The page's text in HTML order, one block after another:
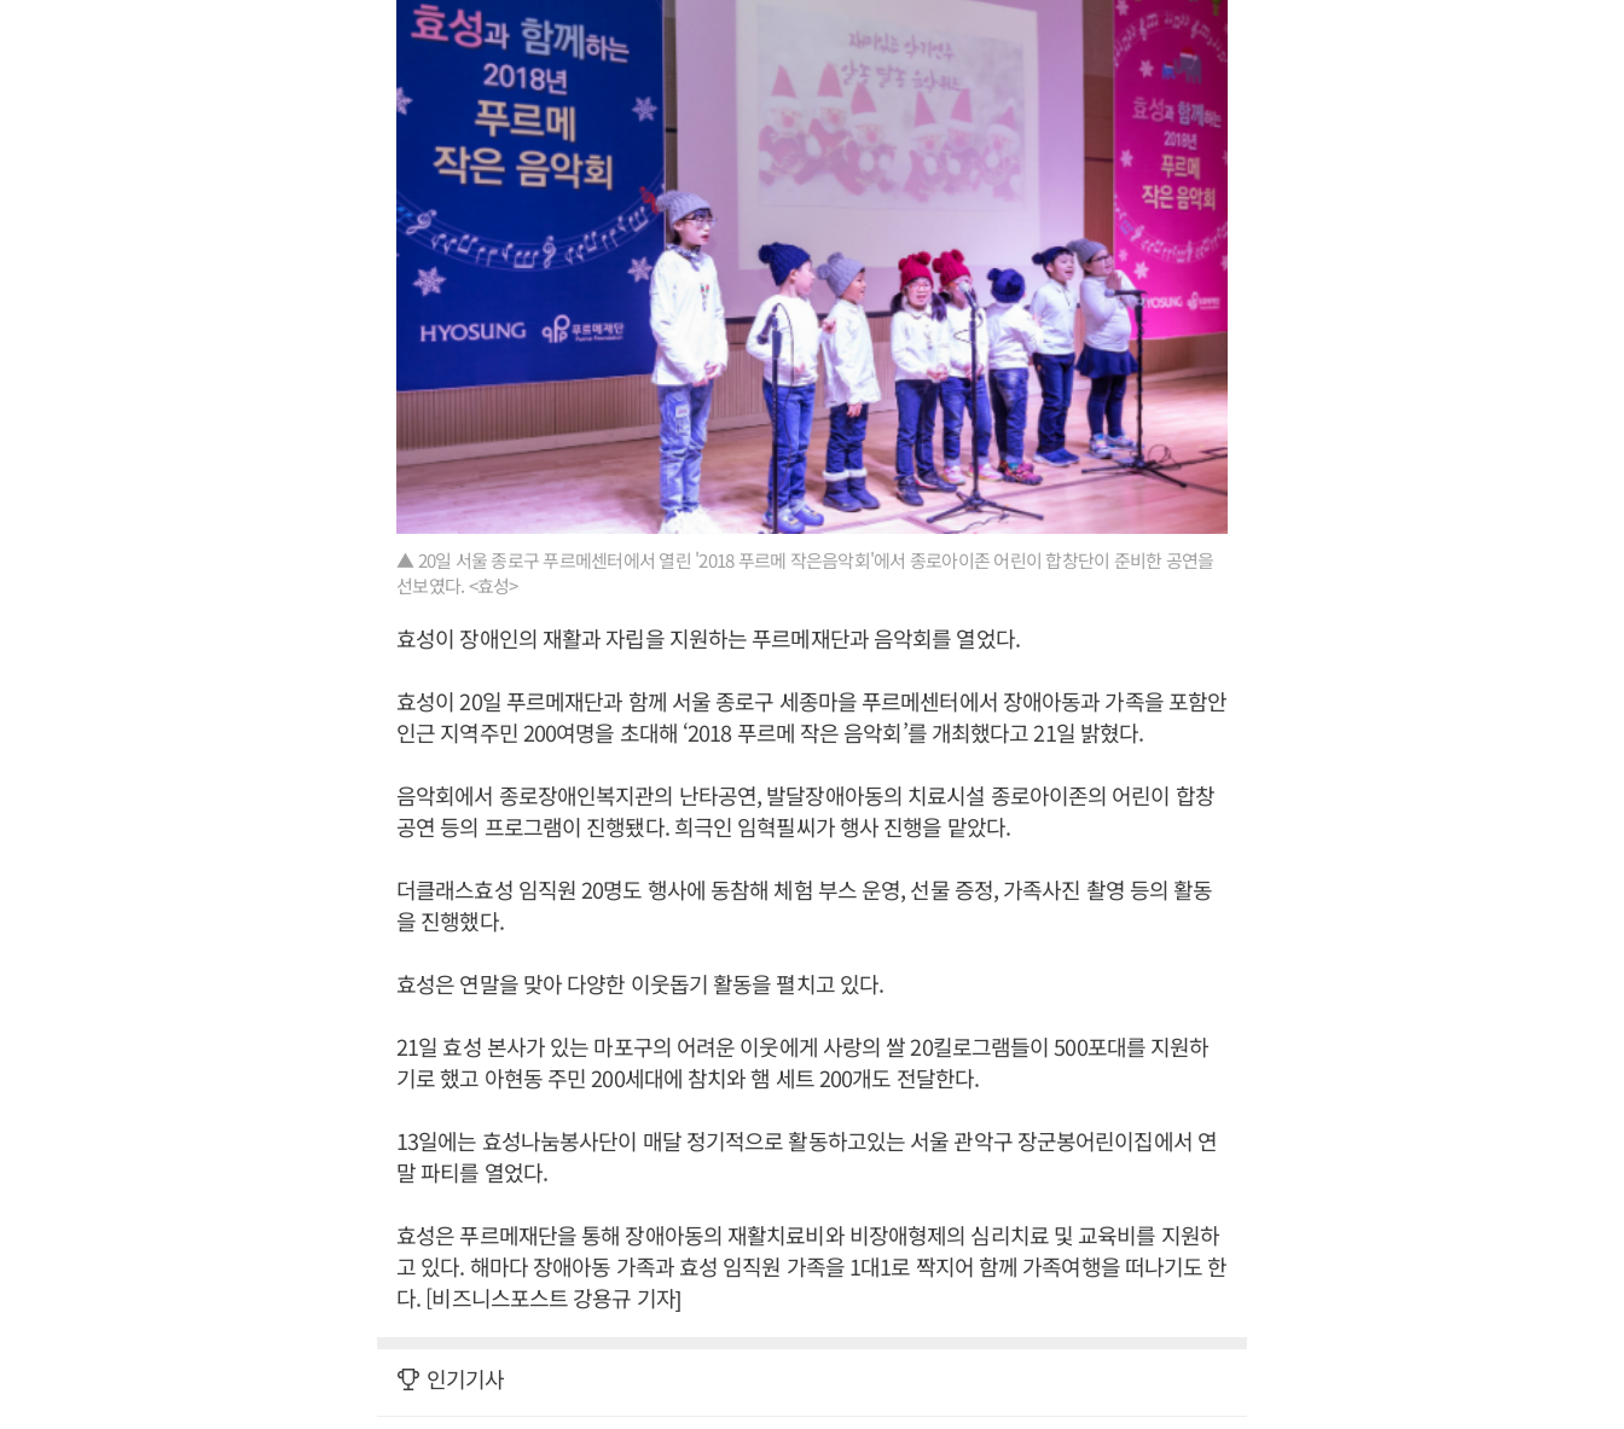
▲ 20일 서울 종로구 푸르메센터에서 열린 '2018 푸르메 작은음악회'에서 종로아이존 어린이 합창단이 준비한 공연을
선보였다. <효성>
효성이 장애인의 재활과 자립을 지원하는 푸르메재단과 음악회를 열었다.
효성이 20일 푸르메재단과 함께 서울 종로구 세종마을 푸르메센터에서 장애아동과 가족을 포함안
인근 지역주민 200여명을 초대해 ‘2018 푸르메 작은 음악회’를 개최했다고 21일 밝혔다.
음악회에서 종로장애인복지관의 난타공연, 발달장애아동의 치료시설 종로아이존의 어린이 합창
공연 등의 프로그램이 진행됐다. 희극인 임혁필씨가 행사 진행을 맡았다.
더클래스효성 임직원 20명도 행사에 동참해 체험 부스 운영, 선물 증정, 가족사진 촬영 등의 활동
을 진행했다.
효성은 연말을 맞아 다양한 이웃돕기 활동을 펼치고 있다.
21일 효성 본사가 있는 마포구의 어려운 이웃에게 사랑의 쌀 20킬로그램들이 500포대를 지원하
기로 했고 아현동 주민 200세대에 참치와 햄 세트 200개도 전달한다.
13일에는 효성나눔봉사단이 매달 정기적으로 활동하고있는 서울 관악구 장군봉어린이집에서 연
말 파티를 열었다.
효성은 푸르메재단을 통해 장애아동의 재활치료비와 비장애형제의 심리치료 및 교육비를 지원하
고 있다. 해마다 장애아동 가족과 효성 임직원 가족을 1대1로 짝지어 함께 가족여행을 떠나기도 한
다. [비즈니스포스트 강용규 기자]
인기기사